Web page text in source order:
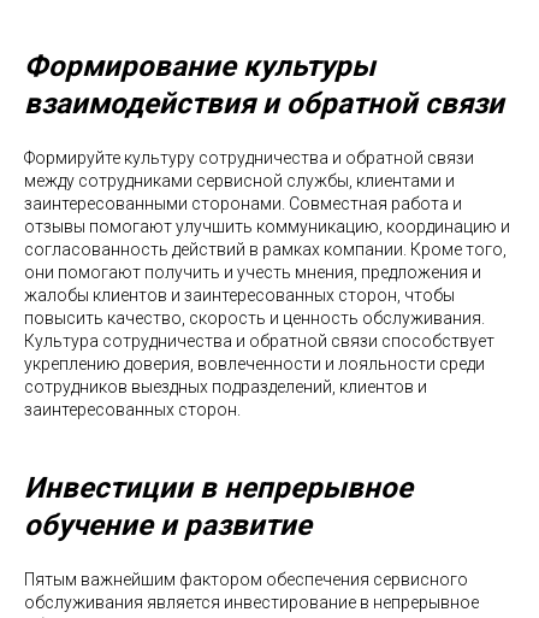
Формирование культуры
взаимодействия и обратной связи
Формируйте культуру сотрудничества и обратной связи
между сотрудниками сервисной службы, клиентами и
заинтересованными сторонами. Совместная работа и
отзывы помогают улучшить коммуникацию, координацию и
согласованность действий в рамках компании. Кроме того,
они помогают получить и учесть мнения, предложения и
жалобы клиентов и заинтересованных сторон, чтобы
повысить качество, скорость и ценность обслуживания.
Культура сотрудничества и обратной связи способствует
укреплению доверия, вовлеченности и лояльности среди
сотрудников выездных подразделений, клиентов и
заинтересованных сторон.
Инвестиции в непрерывное
обучение и развитие
Пятым важнейшим фактором обеспечения сервисного
обслуживания является инвестирование в непрерывное